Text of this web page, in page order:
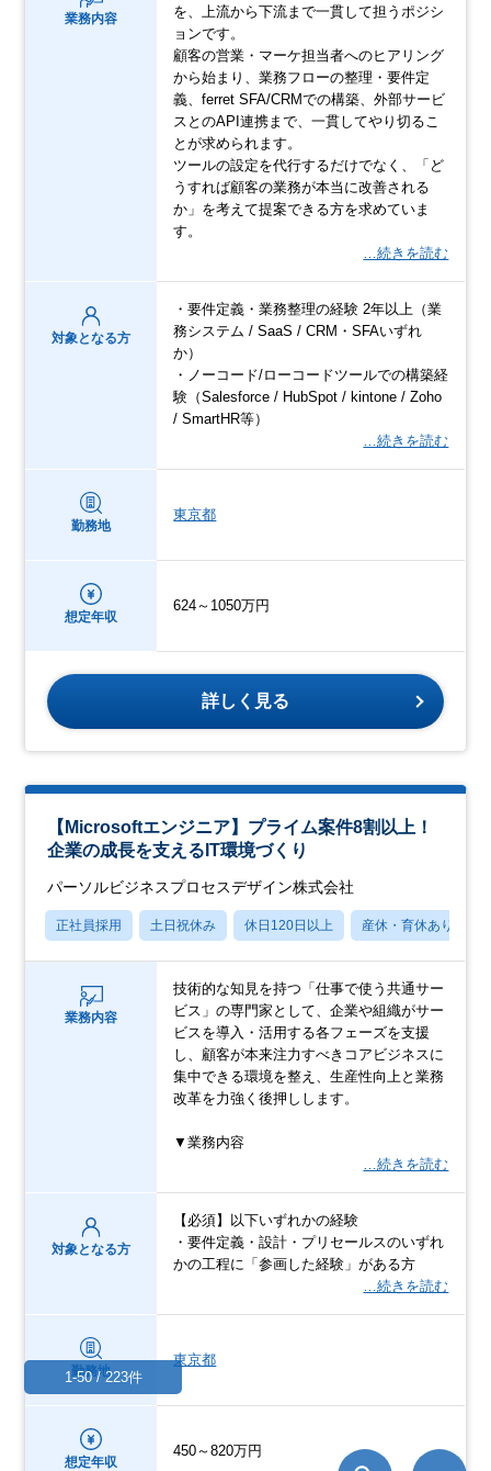
業務内容
を、上流から下流まで一貫して担うポジシ
ョンです。
顧客の営業・マーケ担当者へのヒアリング
から始まり、業務フローの整理・要件定
義、ferret SFA/CRMでの構築、外部サービ
スとのAPI連携まで、一貫してやり切るこ
とが求められます。
ツールの設定を代行するだけでなく、「ど
うすれば顧客の業務が本当に改善される
か」を考えて提案できる方を求めていま
す。
…続きを読む
対象となる方
・要件定義・業務整理の経験 2年以上（業
務システム / SaaS / CRM・SFAいずれ
か）
・ノーコード/ローコードツールでの構築経
験（Salesforce / HubSpot / kintone / Zoho
/ SmartHR等）
…続きを読む
勤務地
東京都
想定年収
624～1050万円
詳しく見る
【Microsoftエンジニア】プライム案件8割以上！
企業の成長を支えるIT環境づくり
パーソルビジネスプロセスデザイン株式会社
正社員採用 土日祝休み 休日120日以上 産休・育休あり
業務内容
技術的な知見を持つ「仕事で使う共通サー
ビス」の専門家として、企業や組織がサー
ビスを導入・活用する各フェーズを支援
し、顧客が本来注力すべきコアビジネスに
集中できる環境を整え、生産性向上と業務
改革を力強く後押しします。
▼業務内容
…続きを読む
対象となる方
【必須】以下いずれかの経験
・要件定義・設計・プリセールスのいずれ
かの工程に「参画した経験」がある方
…続きを読む
勤務地
東京都
想定年収
450～820万円
1-50 / 223件